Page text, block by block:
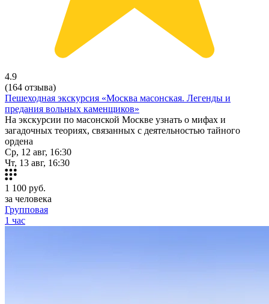
4.9
(164 отзыва)
Пешеходная экскурсия «Москва масонская. Легенды и
предания вольных каменщиков»
На экскурсии по масонской Москве узнать о мифах и
загадочных теориях, связанных с деятельностью тайного
ордена
Ср, 12 авг, 16:30
Чт, 13 авг, 16:30
1 100 руб.
за человека
Групповая
1 час